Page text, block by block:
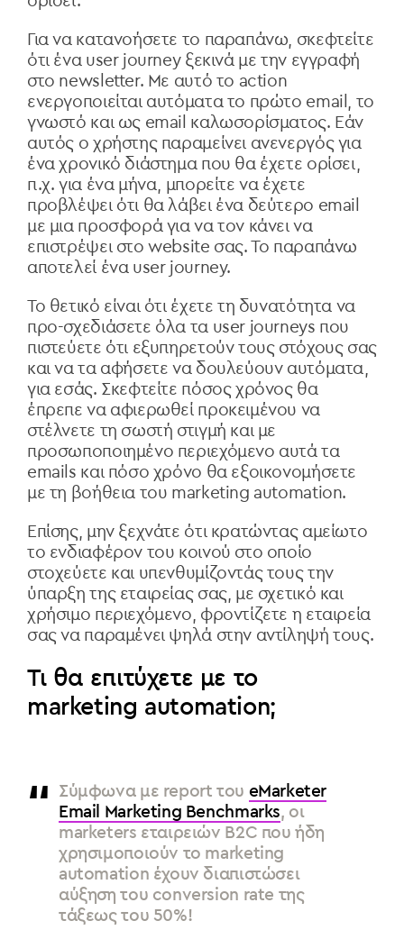
Για να κατανοήσετε το παραπάνω, σκεφτείτε
ότι ένα user journey ξεκινά με την εγγραφή
στο newsletter. Με αυτό το action
ενεργοποιείται αυτόματα το πρώτο email, το
γνωστό και ως email καλωσορίσματος. Εάν
αυτός ο χρήστης παραμείνει ανενεργός για
ένα χρονικό διάστημα που θα έχετε ορίσει,
π.χ. για ένα μήνα, μπορείτε να έχετε
προβλέψει ότι θα λάβει ένα δεύτερο email
με μια προσφορά για να τον κάνει να
επιστρέψει στο website σας. Το παραπάνω
αποτελεί ένα user journey.
To θετικό είναι ότι έχετε τη δυνατότητα να
προ-σχεδιάσετε όλα τα user journeys που
πιστεύετε ότι εξυπηρετούν τους στόχους σας
και να τα αφήσετε να δουλεύουν αυτόματα,
για εσάς. Σκεφτείτε πόσος χρόνος θα
έπρεπε να αφιερωθεί προκειμένου να
στέλνετε τη σωστή στιγμή και με
προσωποποιημένο περιεχόμενο αυτά τα
emails και πόσο χρόνο θα εξοικονομήσετε
με τη βοήθεια του marketing automation.
Επίσης, μην ξεχνάτε ότι κρατώντας αμείωτο
το ενδιαφέρον του κοινού στο οποίο
στοχεύετε και υπενθυμίζοντάς τους την
ύπαρξη της εταιρείας σας, με σχετικό και
χρήσιμο περιεχόμενο, φροντίζετε η εταιρεία
σας να παραμένει ψηλά στην αντίληψή τους.
Τι θα επιτύχετε με το
marketing automation;
Σύμφωνα με report του eMarketer
Email Marketing Benchmarks, οι
marketers εταιρειών B2C που ήδη
χρησιμοποιούν το marketing
automation έχουν διαπιστώσει
αύξηση του conversion rate της
τάξεως του 50%!